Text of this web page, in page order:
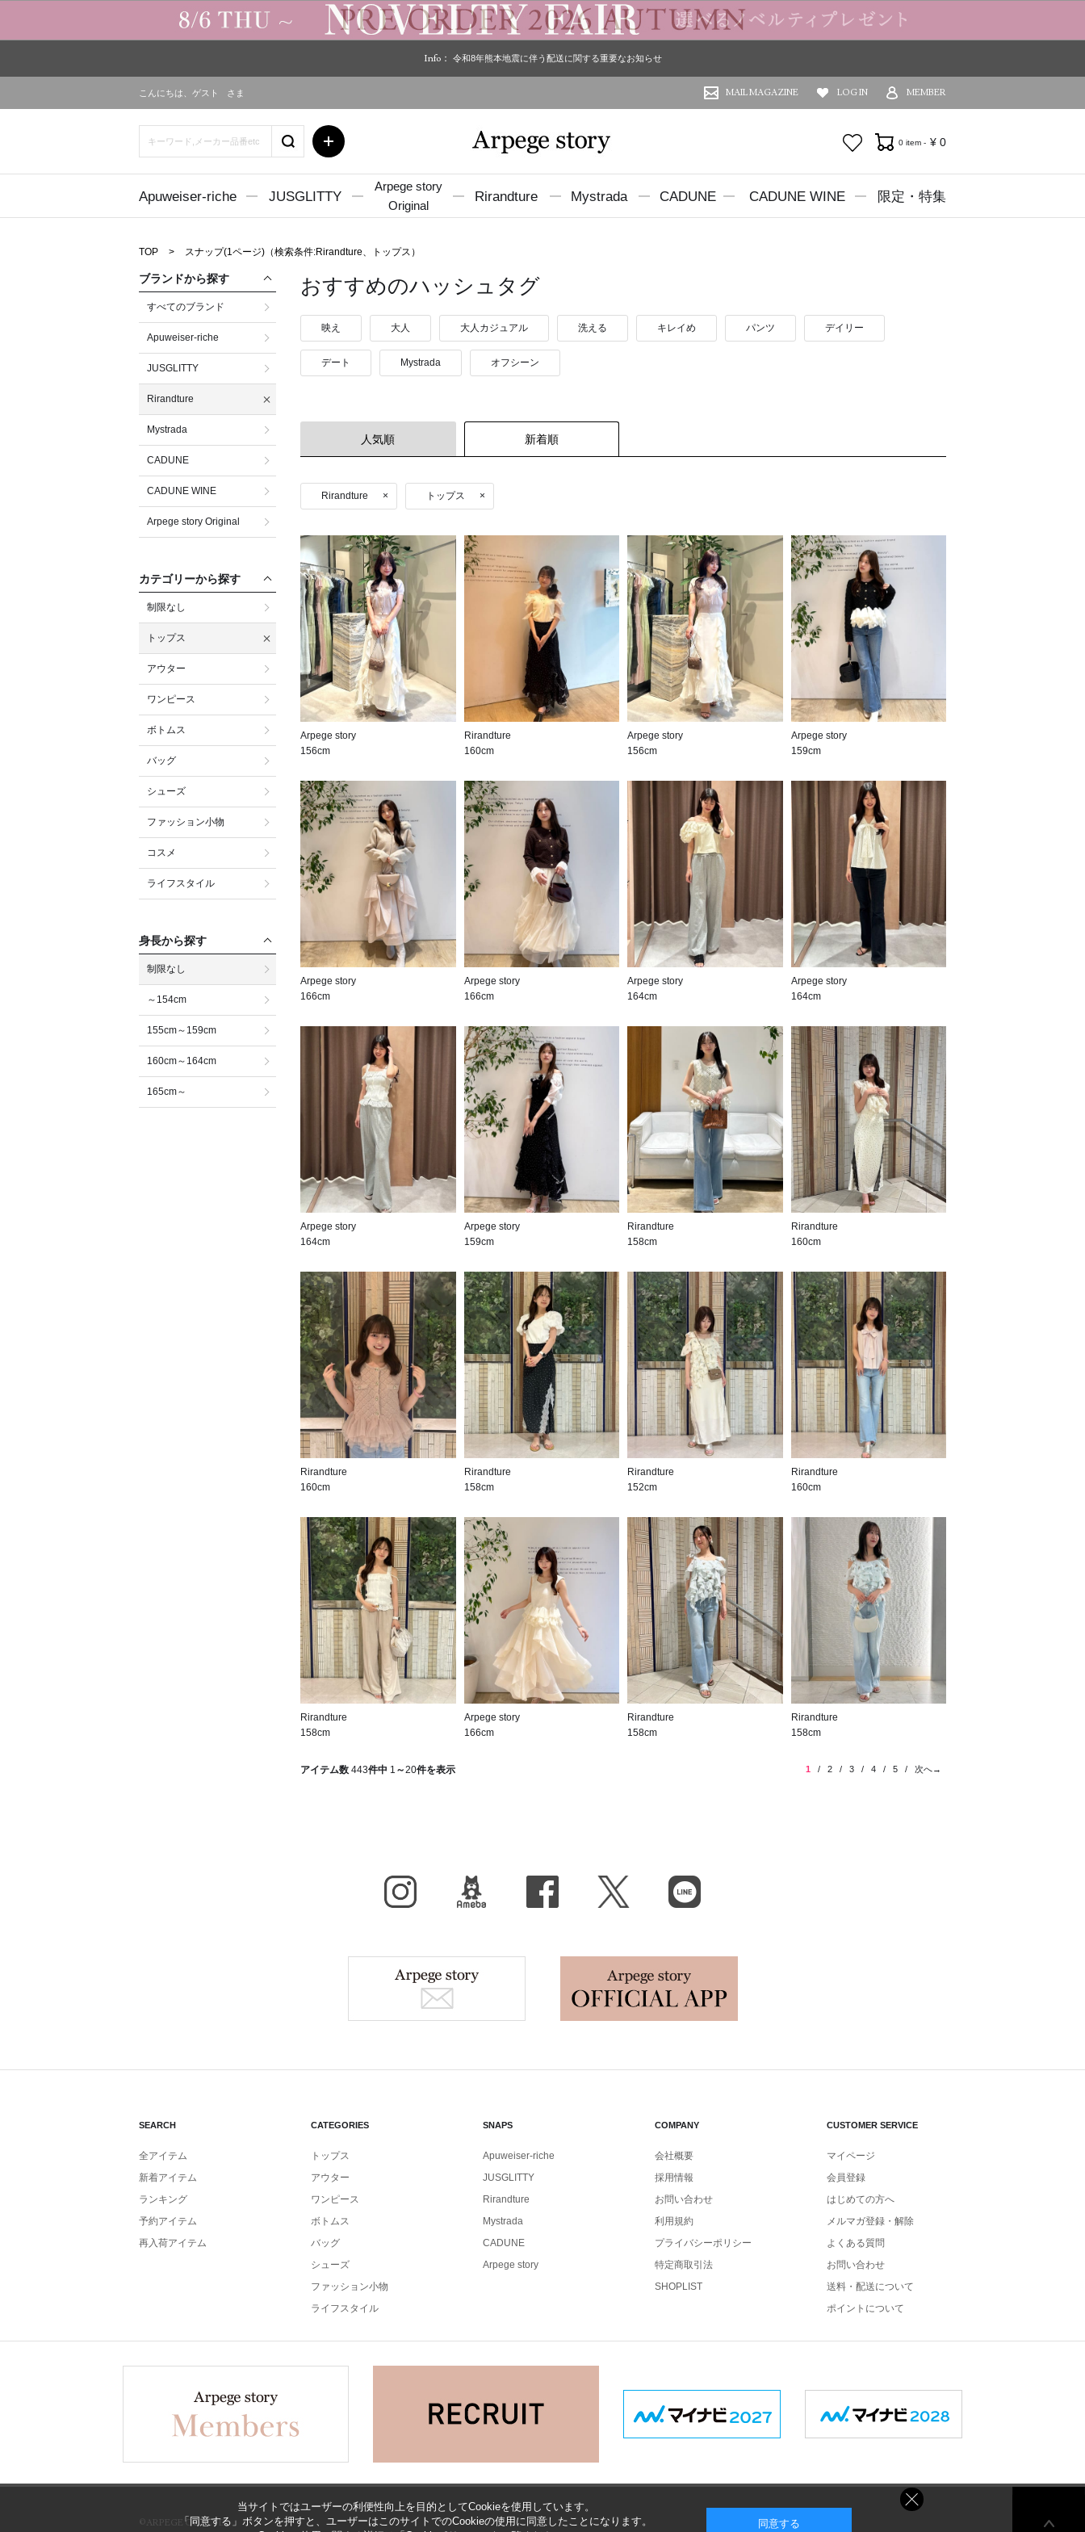
Info： 令和8年熊本地震に伴う配送に関する重要なお知らせ
こんにちは、 ゲスト さま MAIL MAGAZINE LOG IN MEMBER
お気に入り0 item - ¥ 0
Apuweiser-riche JUSGLITTY
Arpege story
Original
Rirandture Mystrada CADUNE CADUNE WINE 限定・特集
TOP スナップ(1ページ) （検索条件:Rirandture、トップス）
ブランドから探す
すべてのブランド
Apuweiser-riche
JUSGLITTY
Rirandture
Mystrada
CADUNE
CADUNE WINE
Arpege story Original
カテゴリーから探す
制限なし
トップス
アウター
ワンピース
ボトムス
バッグ
シューズ
ファッション小物
コスメ
ライフスタイル
身長から探す
制限なし
～154cm
155cm～159cm
160cm～164cm
165cm～
おすすめのハッシュタグ
映え 大人 大人カジュアル 洗える キレイめ パンツ デイリー
デート Mystrada オフシーン
人気順 新着順
Rirandture × トップス ×
Arpege story
156cm
Rirandture
160cm
Arpege story
156cm
Arpege story
159cm
Arpege story
166cm
Arpege story
166cm
Arpege story
164cm
Arpege story
164cm
Arpege story
164cm
Arpege story
159cm
Rirandture
158cm
Rirandture
160cm
Rirandture
160cm
Rirandture
158cm
Rirandture
152cm
Rirandture
160cm
Rirandture
158cm
Arpege story
166cm
Rirandture
158cm
Rirandture
158cm
アイテム数 443件中 1 ～20件を表示 1 / 2 / 3 / 4 / 5 / 次へ→
X（旧Twitter）
SEARCH
全アイテム
新着アイテム
ランキング
予約アイテム
再入荷アイテム
CATEGORIES
トップス
アウター
ワンピース
ボトムス
バッグ
シューズ
ファッション小物
ライフスタイル
SNAPS
Apuweiser-riche
JUSGLITTY
Rirandture
Mystrada
CADUNE
Arpege story
COMPANY
会社概要
採用情報
お問い合わせ
利用規約
プライバシーポリシー
特定商取引法
SHOPLIST
CUSTOMER SERVICE
マイページ
会員登録
はじめての方へ
メルマガ登録・解除
よくある質問
お問い合わせ
送料・配送について
ポイントについて
©ARPEGE CO., LTD
当サイトではユーザーの利便性向上を目的としてCookieを使用しています。
「同意する」ボタンを押すと、ユーザーはこのサイトでのCookieの使用に同意したことになります。
同意する